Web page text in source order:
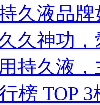
久液品
久神功
持久液
榜 TOP